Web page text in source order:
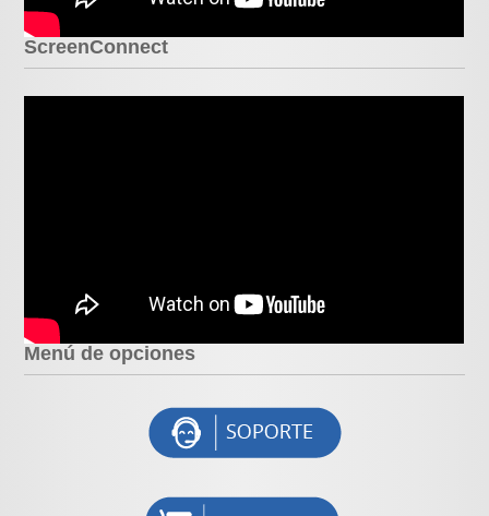
ScreenConnect
Menú de opciones